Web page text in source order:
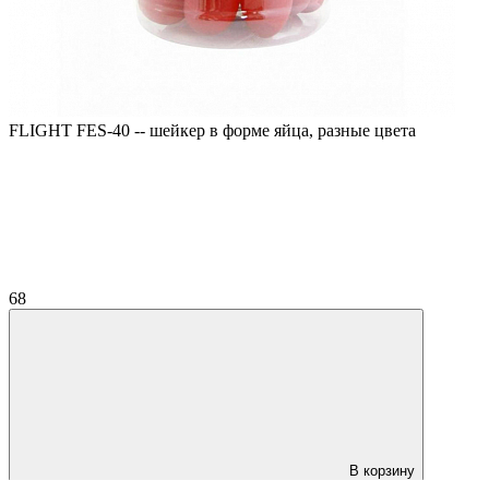
FLIGHT FES-40 -- шейкер в форме яйца, разные цвета
68
В корзину